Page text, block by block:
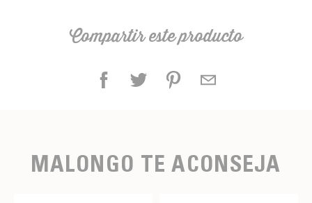
Compartir este producto
MALONGO TE ACONSEJA